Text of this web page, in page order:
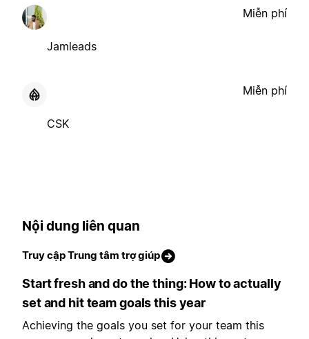
Jamleads
Miễn phí
CSK
Miễn phí
Nội dung liên quan
Truy cập Trung tâm trợ giúp
Start fresh and do the thing: How to actually
set and hit team goals this year
Achieving the goals you set for your team this